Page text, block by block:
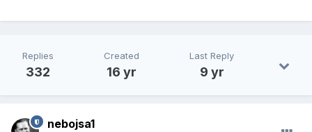
Replies
332
Created
16 yr
Last Reply
9 yr
nebojsa1